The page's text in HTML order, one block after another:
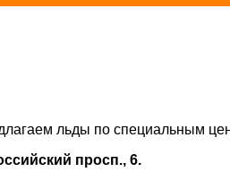
льды по специальным
просп., 6.